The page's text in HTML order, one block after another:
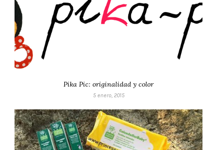
Pika Pic: originalidad y color
5 enero, 2015